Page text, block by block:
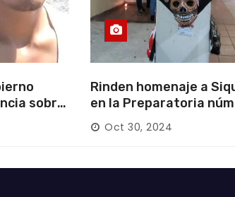
sobre
en la
Rinden homenaje a
en la Preparatoria
Oct 30, 2024